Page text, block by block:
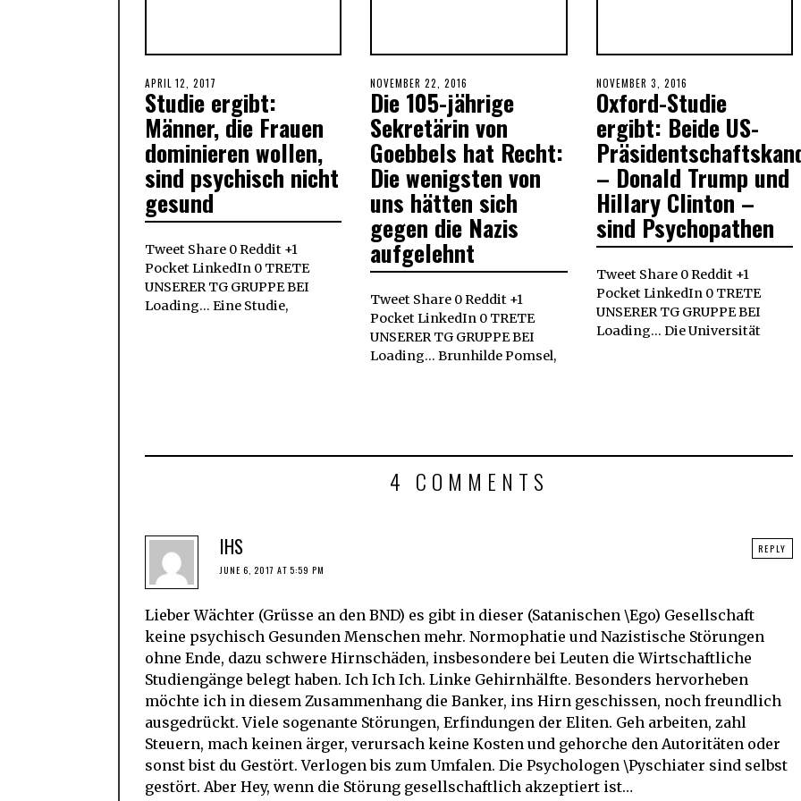
POSTED
ON
APRIL 12, 2017
12,
2017
Studie ergibt:
Männer, die Frauen
dominieren wollen,
sind psychisch nicht
gesund
Tweet Share 0 Reddit +1
Pocket LinkedIn 0 TRETE
UNSERER TG GRUPPE BEI
Loading... Eine Studie,
POSTED
ON
NOVEMBER 22, 2016
20,
2017
Die 105-jährige
Sekretärin von
Goebbels hat Recht:
Die wenigsten von
uns hätten sich
gegen die Nazis
aufgelehnt
Tweet Share 0 Reddit +1
Pocket LinkedIn 0 TRETE
UNSERER TG GRUPPE BEI
Loading... Brunhilde Pomsel,
POSTED
ON
NOVEMBER 3, 2016
3,
2016
Oxford-Studie
ergibt: Beide US-
– Donald Trump und
Hillary Clinton –
sind Psychopathen
Tweet Share 0 Reddit +1
Pocket LinkedIn 0 TRETE
UNSERER TG GRUPPE BEI
Loading... Die Universität
4 COMMENTS
IHS
JUNE 6, 2017 AT 5:59 PM
Lieber Wächter (Grüsse an den BND) es gibt in dieser (Satanischen \Ego) Gesellschaft
keine psychisch Gesunden Menschen mehr. Normophatie und Nazistische Störungen
ohne Ende, dazu schwere Hirnschäden, insbesondere bei Leuten die Wirtschaftliche
Studiengänge belegt haben. Ich Ich Ich. Linke Gehirnhälfte. Besonders hervorheben
möchte ich in diesem Zusammenhang die Banker, ins Hirn geschissen, noch freundlich
ausgedrückt. Viele sogenante Störungen, Erfindungen der Eliten. Geh arbeiten, zahl
Steuern, mach keinen ärger, verursach keine Kosten und gehorche den Autoritäten oder
sonst bist du Gestört. Verlogen bis zum Umfalen. Die Psychologen \Pyschiater sind selbst
gestört. Aber Hey, wenn die Störung gesellschaftlich akzeptiert ist…
REPLY